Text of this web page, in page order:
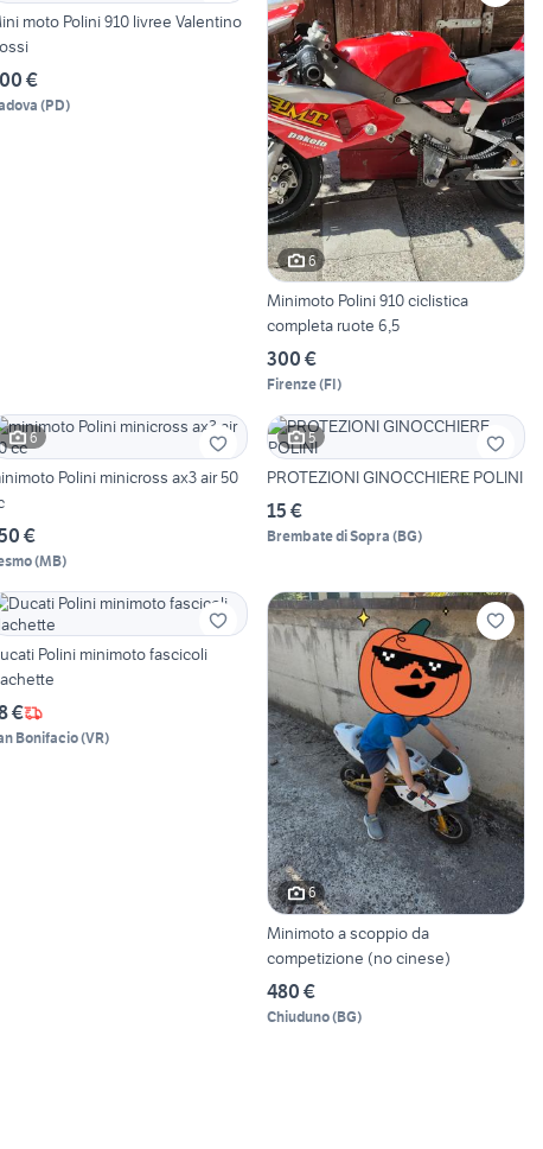
moto Polini 910 livree Valentino
€
(PD)
6
Minimoto Polini 910 ciclistica
completa ruote 6,5
300 €
Firenze(FI)
6
Polini minicross ax3 air 50
€
(MB)
5
PROTEZIONI GINOCCHIERE POLINI
15 €
Brembate di Sopra (BG)
Polini minimoto fascicoli
€
Bonifacio(VR)
6
Minimoto a scoppio da
competizione (no cinese)
480 €
Chiuduno(BG)